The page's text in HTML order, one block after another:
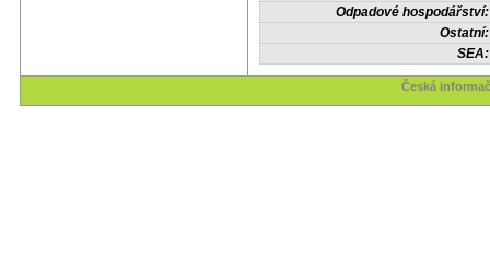
Odpadové hospodářství:
Ostatní:
SEA:
Česká